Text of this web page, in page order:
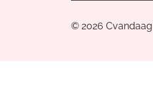
© 2026